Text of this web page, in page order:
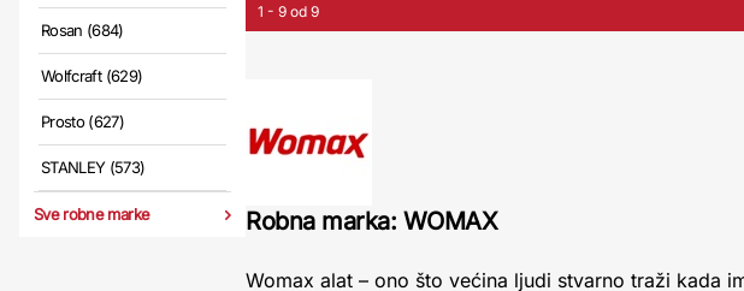
Rosan (684)
Wolfcraft (629)
Prosto (627)
STANLEY (573)
Sve robne marke
1 - 9 od 9
Robna marka: WOMAX
Womax alat – ono što većina ljudi stvarno traži kada